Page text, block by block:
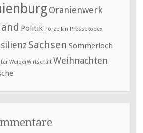
Oranienwerk
Politik Porzellan Pressekodex
Sachsen Sommerloch
WeiberWirtschaft Weihnachten